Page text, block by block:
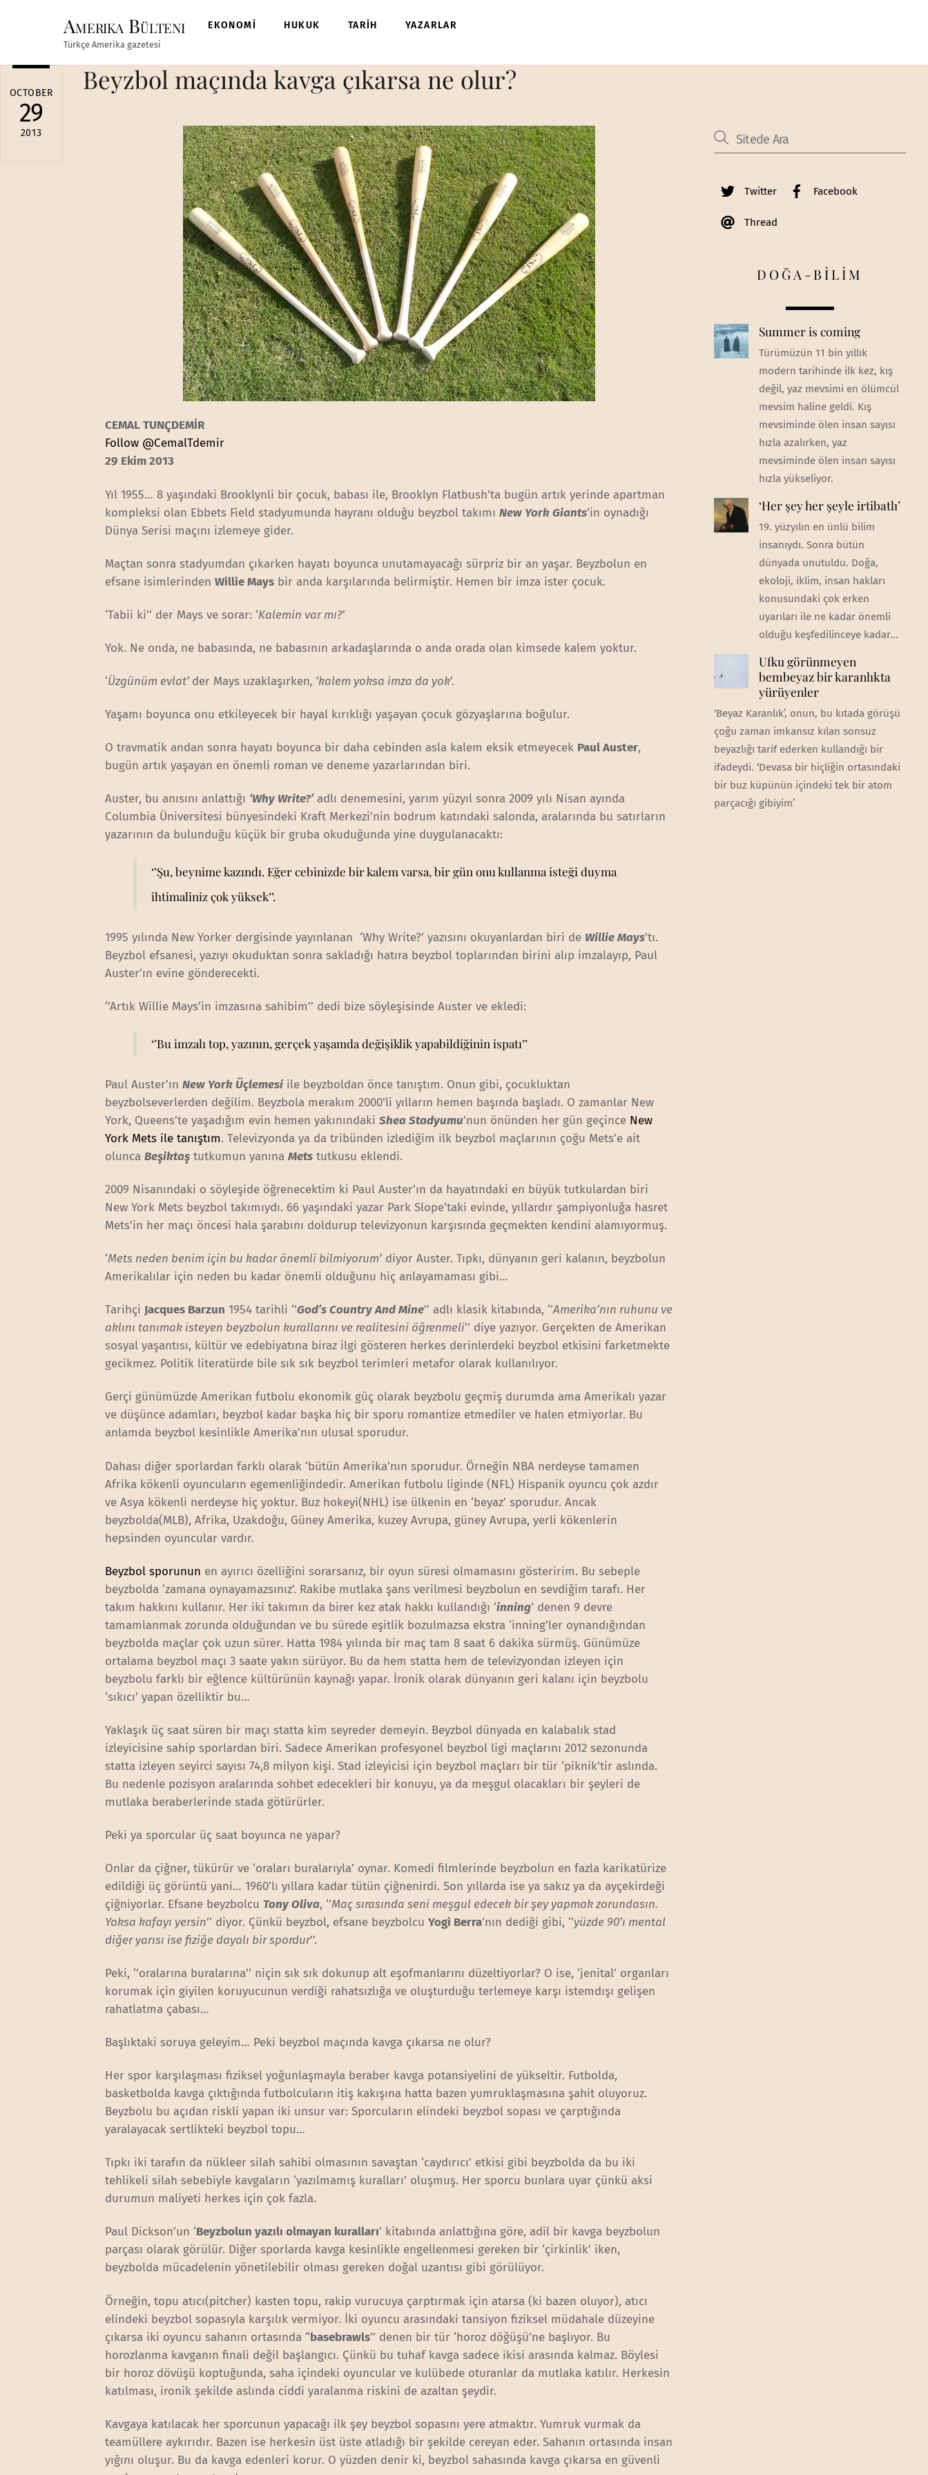
Amerika Bülteni
Türkçe Amerika gazetesi
EKONOMİ HUKUK TARİH YAZARLAR
OCTOBER
29
2013
Beyzbol maçında kavga çıkarsa ne olur?
CEMAL TUNÇDEMİR
Follow @CemalTdemir
29 Ekim 2013
Yıl 1955… 8 yaşındaki Brooklynli bir çocuk, babası ile, Brooklyn Flatbush’ta bugün artık yerinde apartman
kompleksi olan Ebbets Field stadyumunda hayranı olduğu beyzbol takımıNew York Giants’in oynadığı
Dünya Serisi maçını izlemeye gider.
Maçtan sonra stadyumdan çıkarken hayatı boyunca unutamayacağı sürpriz bir an yaşar. Beyzbolun en
efsane isimlerindenWillie Mays bir anda karşılarında belirmiştir. Hemen bir imza ister çocuk.
‘Tabii ki’’ der Mays ve sorar: ‘Kalemin var mı?’
Yok. Ne onda, ne babasında, ne babasının arkadaşlarında o anda orada olan kimsede kalem yoktur.
‘Üzgünüm evlat’ der Mays uzaklaşırken, ‘kalem yoksa imza da yok’.
Yaşamı boyunca onu etkileyecek bir hayal kırıklığı yaşayan çocuk gözyaşlarına boğulur.
O travmatik andan sonra hayatı boyunca bir daha cebinden asla kalem eksik etmeyecek Paul Auster,
bugün artık yaşayan en önemli roman ve deneme yazarlarından biri.
Auster, bu anısını anlattığı ‘Why Write?’adlı denemesini, yarım yüzyıl sonra 2009 yılı Nisan ayında
Columbia Üniversitesi bünyesindeki Kraft Merkezi’nin bodrum katındaki salonda, aralarında bu satırların
yazarının da bulunduğu küçük bir gruba okuduğunda yine duygulanacaktı:
‘’Şu, beynime kazındı. Eğer cebinizde bir kalem varsa, bir gün onu kullanma isteği duyma
ihtimaliniz çok yüksek’’.
1995 yılında New Yorker dergisinde yayınlanan ‘Why Write?’ yazısını okuyanlardan biri de Willie Mays’tı.
Beyzbol efsanesi, yazıyı okuduktan sonra sakladığı hatıra beyzbol toplarından birini alıp imzalayıp, Paul
Auster’ın evine gönderecekti.
‘’Artık Willie Mays’in imzasına sahibim’’ dedi bize söyleşisinde Auster ve ekledi:
‘’Bu imzalı top, yazının, gerçek yaşamda değişiklik yapabildiğinin ispatı’’
Paul Auster’ınNew York Üçlemesi ile beyzboldan önce tanıştım. Onun gibi, çocukluktan
beyzbolseverlerden değilim. Beyzbola merakım 2000’li yılların hemen başında başladı. O zamanlar New
York, Queens’te yaşadığım evin hemen yakınındakiShea Stadyumu’nun önünden her gün geçince New
York Mets ile tanıştım. Televizyonda ya da tribünden izlediğim ilk beyzbol maçlarının çoğu Mets’e ait
oluncaBeşiktaş tutkumun yanınaMets tutkusu eklendi.
2009 Nisanındaki o söyleşide öğrenecektim ki Paul Auster’ın da hayatındaki en büyük tutkulardan biri
New York Mets beyzbol takımıydı. 66 yaşındaki yazar Park Slope’taki evinde, yıllardır şampiyonluğa hasret
Mets’in her maçı öncesi hala şarabını doldurup televizyonun karşısında geçmekten kendini alamıyormuş.
‘Mets neden benim için bu kadar önemli bilmiyorum’ diyor Auster. Tıpkı, dünyanın geri kalanın, beyzbolun
Amerikalılar için neden bu kadar önemli olduğunu hiç anlayamaması gibi…
Tarihçi Jacques Barzun 1954 tarihli ‘’God’s Country And Mine’’ adlı klasik kitabında, ‘’Amerika’nın ruhunu ve
aklını tanımak isteyen beyzbolun kurallarını ve realitesini öğrenmeli’’ diye yazıyor. Gerçekten de Amerikan
sosyal yaşantısı, kültür ve edebiyatına biraz ilgi gösteren herkes derinlerdeki beyzbol etkisini farketmekte
gecikmez. Politik literatürde bile sık sık beyzbol terimleri metafor olarak kullanılıyor.
Gerçi günümüzde Amerikan futbolu ekonomik güç olarak beyzbolu geçmiş durumda ama Amerikalı yazar
ve düşünce adamları, beyzbol kadar başka hiç bir sporu romantize etmediler ve halen etmiyorlar. Bu
anlamda beyzbol kesinlikle Amerika’nın ulusal sporudur.
Dahası diğer sporlardan farklı olarak ‘bütün Amerika’nın sporudur. Örneğin NBA nerdeyse tamamen
Afrika kökenli oyuncuların egemenliğindedir. Amerikan futbolu liginde (NFL) Hispanik oyuncu çok azdır
ve Asya kökenli nerdeyse hiç yoktur. Buz hokeyi(NHL) ise ülkenin en ‘beyaz’ sporudur. Ancak
beyzbolda(MLB), Afrika, Uzakdoğu, Güney Amerika, kuzey Avrupa, güney Avrupa, yerli kökenlerin
hepsinden oyuncular vardır.
Beyzbol sporunun en ayırıcı özelliğini sorarsanız, bir oyun süresi olmamasını gösteririm. Bu sebeple
beyzbolda ‘zamana oynayamazsınız’. Rakibe mutlaka şans verilmesi beyzbolun en sevdiğim tarafı. Her
takım hakkını kullanır. Her iki takımın da birer kez atak hakkı kullandığı ‘inning’ denen 9 devre
tamamlanmak zorunda olduğundan ve bu sürede eşitlik bozulmazsa ekstra ‘inning’ler oynandığından
beyzbolda maçlar çok uzun sürer. Hatta 1984 yılında bir maç tam 8 saat 6 dakika sürmüş. Günümüze
ortalama beyzbol maçı 3 saate yakın sürüyor. Bu da hem statta hem de televizyondan izleyen için
beyzbolu farklı bir eğlence kültürünün kaynağı yapar. İronik olarak dünyanın geri kalanı için beyzbolu
‘sıkıcı’ yapan özelliktir bu…
Yaklaşık üç saat süren bir maçı statta kim seyreder demeyin. Beyzbol dünyada en kalabalık stad
izleyicisine sahip sporlardan biri. Sadece Amerikan profesyonel beyzbol ligi maçlarını 2012 sezonunda
statta izleyen seyirci sayısı 74,8 milyon kişi. Stad izleyicisi için beyzbol maçları bir tür ‘piknik’tir aslında.
Bu nedenle pozisyon aralarında sohbet edecekleri bir konuyu, ya da meşgul olacakları bir şeyleri de
mutlaka beraberlerinde stada götürürler.
Peki ya sporcular üç saat boyunca ne yapar?
Onlar da çiğner, tükürür ve ‘oraları buralarıyla’ oynar. Komedi filmlerinde beyzbolun en fazla karikatürize
edildiği üç görüntü yani… 1960’lı yıllara kadar tütün çiğnenirdi. Son yıllarda ise ya sakız ya da ayçekirdeği
çiğniyorlar. Efsane beyzbolcu Tony Oliva, ‘’Maç sırasında seni meşgul edecek bir şey yapmak zorundasın.
Yoksa kafayı yersin’’ diyor. Çünkü beyzbol, efsane beyzbolcuYogi Berra’nın dediği gibi, ‘’yüzde 90’ı mental
diğer yarısı ise fiziğe dayalı bir spordur’’.
Peki, ‘’oralarına buralarına’’ niçin sık sık dokunup alt eşofmanlarını düzeltiyorlar? O ise, ‘jenital’ organları
korumak için giyilen koruyucunun verdiği rahatsızlığa ve oluşturduğu terlemeye karşı istemdışı gelişen
rahatlatma çabası…
Başlıktaki soruya geleyim… Peki beyzbol maçında kavga çıkarsa ne olur?
Her spor karşılaşması fiziksel yoğunlaşmayla beraber kavga potansiyelini de yükseltir. Futbolda,
basketbolda kavga çıktığında futbolcuların itiş kakışına hatta bazen yumruklaşmasına şahit oluyoruz.
Beyzbolu bu açıdan riskli yapan iki unsur var: Sporcuların elindeki beyzbol sopası ve çarptığında
yaralayacak sertlikteki beyzbol topu…
Tıpkı iki tarafın da nükleer silah sahibi olmasının savaştan ‘caydırıcı’ etkisi gibi beyzbolda da bu iki
tehlikeli silah sebebiyle kavgaların ‘yazılmamış kuralları’ oluşmuş. Her sporcu bunlara uyar çünkü aksi
durumun maliyeti herkes için çok fazla.
Paul Dickson’un ‘Beyzbolun yazılı olmayan kuralları’ kitabında anlattığına göre, adil bir kavga beyzbolun
parçası olarak görülür. Diğer sporlarda kavga kesinlikle engellenmesi gereken bir ‘çirkinlik’ iken,
beyzbolda mücadelenin yönetilebilir olması gereken doğal uzantısı gibi görülüyor.
Örneğin, topu atıcı(pitcher) kasten topu, rakip vurucuya çarptırmak için atarsa (ki bazen oluyor), atıcı
elindeki beyzbol sopasıyla karşılık vermiyor. İki oyuncu arasındaki tansiyon fiziksel müdahale düzeyine
çıkarsa iki oyuncu sahanın ortasında “basebrawls’’ denen bir tür ‘horoz döğüşü’ne başlıyor. Bu
horozlanma kavganın finali değil başlangıcı. Çünkü bu tuhaf kavga sadece ikisi arasında kalmaz. Böylesi
bir horoz dövüşü koptuğunda, saha içindeki oyuncular ve kulübede oturanlar da mutlaka katılır. Herkesin
katılması, ironik şekilde aslında ciddi yaralanma riskini de azaltan şeydir.
Kavgaya katılacak her sporcunun yapacağı ilk şey beyzbol sopasını yere atmaktır. Yumruk vurmak da
teamüllere aykırıdır. Bazen ise herkesin üst üste atladığı bir şekilde cereyan eder. Sahanın ortasında insan
yığını oluşur. Bu da kavga edenleri korur. O yüzden denir ki, beyzbol sahasında kavga çıkarsa en güvenli
Twitter Facebook
Thread
DOĞA-BİLİM
Summer is coming
Türümüzün 11 bin yıllık
modern tarihinde ilk kez, kış
değil, yaz mevsimi en ölümcül
mevsim haline geldi. Kış
mevsiminde ölen insan sayısı
hızla azalırken, yaz
mevsiminde ölen insan sayısı
hızla yükseliyor.
‘Her şey her şeyle irtibatlı’
19. yüzyılın en ünlü bilim
insanıydı. Sonra bütün
dünyada unutuldu. Doğa,
ekoloji, iklim, insan hakları
konusundaki çok erken
uyarıları ile ne kadar önemli
olduğu keşfedilinceye kadar...
Ufku görünmeyen
bembeyaz bir karanlıkta
yürüyenler
‘Beyaz Karanlık’, onun, bu kıtada görüşü
çoğu zaman imkansız kılan sonsuz
beyazlığı tarif ederken kullandığı bir
ifadeydi. ‘Devasa bir hiçliğin ortasındaki
bir buz küpünün içindeki tek bir atom
parçacığı gibiyim’